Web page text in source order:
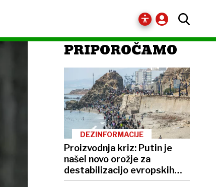
PRIPOROČAMO
DEZINFORMACIJE
Proizvodnja kriz: Putin je
našel novo orožje za
destabilizacijo evropskih
demokracij